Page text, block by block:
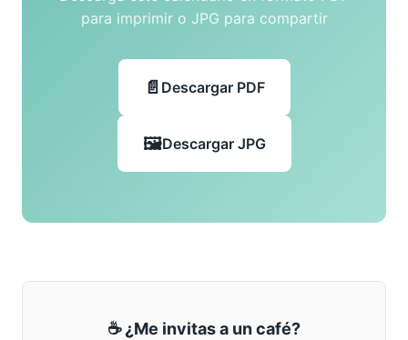
para imprimir o JPG para compartir
Descargar PDF
Descargar JPG
☕ ¿Me invitas a un café?